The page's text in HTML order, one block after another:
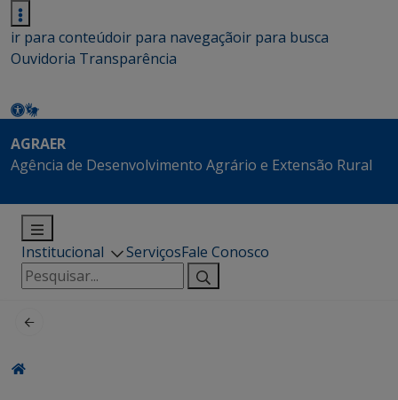
ir para conteúdoir para navegaçãoir para busca
Ouvidoria Transparência
AGRAER
Agência de Desenvolvimento Agrário e Extensão Rural
Institucional ServiçosFale Conosco
Pesquisar
por: